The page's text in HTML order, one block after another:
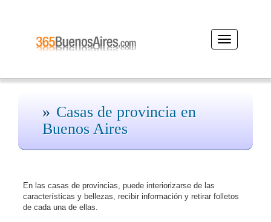
Desplegar
navegación
Casas de provincia en
Buenos Aires
En las casas de provincias, puede interiorizarse de las
características y bellezas, recibir información y retirar folletos
de cada una de ellas.